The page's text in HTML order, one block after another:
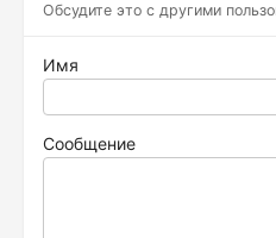
Обсудите это с другими
Имя
Сообщение